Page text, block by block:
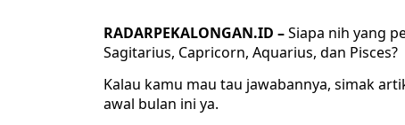
RADARPEKALONGAN.ID –Siapa nih yang
Sagitarius, Capricorn, Aquarius, dan Pisces?
Kalau kamu mau tau jawabannya, simak
awal bulan ini ya.